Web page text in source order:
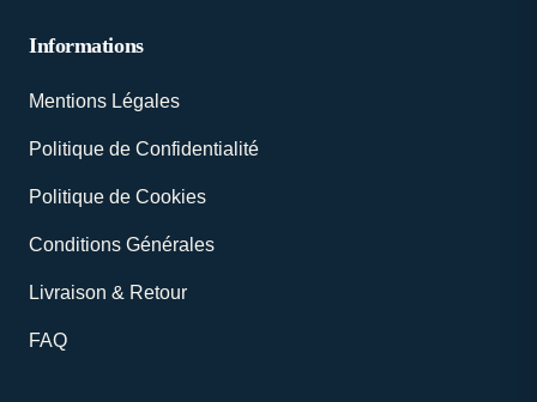
Informations
Mentions Légales
Politique de Confidentialité
Politique de Cookies
Conditions Générales
Livraison & Retour
FAQ